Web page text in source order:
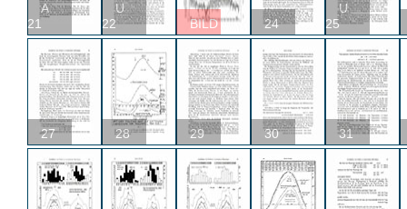
A
21
U
22
BILD 24
U
25
27 28 29 30 31